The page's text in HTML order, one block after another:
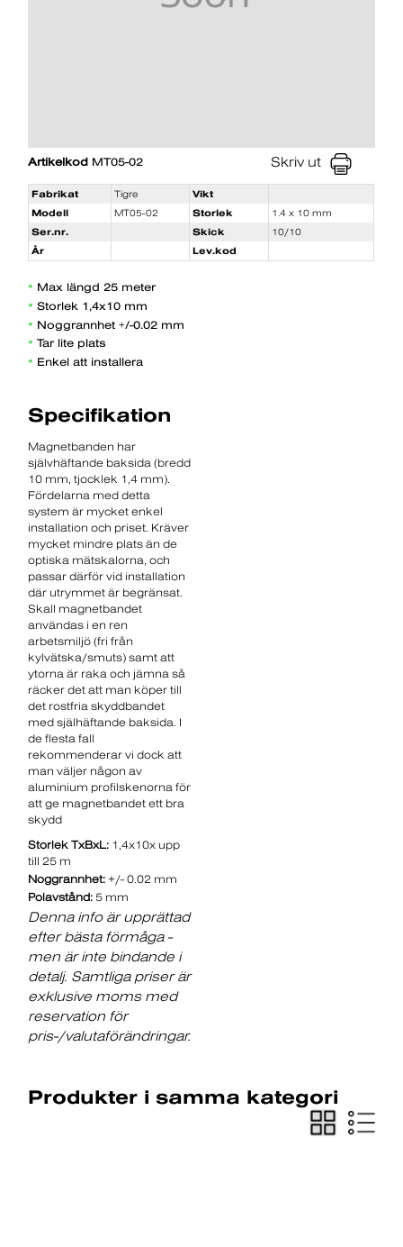
Artikelkod MT05-02 Skriv ut
Fabrikat Tigre
Vikt
Modell
MT05-02 Storlek
1.4 x 10 mm
Ser.nr.
Skick
10/10
År
Lev.kod
* Max längd 25 meter
*Storlek 1,4x10 mm
* Noggrannhet +/-0.02 mm
*Tar lite plats
* Enkel att installera
Specifikation
Magnetbanden har
självhäftande baksida (bredd
10 mm, tjocklek 1,4 mm).
Fördelarna med detta
system är mycket enkel
installation och priset. Kräver
mycket mindre plats än de
optiska mätskalorna, och
passar därför vid installation
där utrymmet är begränsat.
Skall magnetbandet
användas i en ren
arbetsmiljö (fri från
kylvätska/smuts) samt att
ytorna är raka och jämna så
räcker det att man köper till
det rostfria skyddbandet
med själhäftande baksida. I
de flesta fall
rekommenderar vi dock att
man väljer någon av
aluminium profilskenorna för
att ge magnetbandet ett bra
skydd
Storlek TxBxL: 1,4x10x upp
till 25 m
Noggrannhet: +/- 0.02 mm
Polavstånd: 5 mm
Denna info är upprättad
efter bästa förmåga -
men är inte bindande i
detalj. Samtliga priser är
exklusive moms med
reservation för
pris-/valutaförändringar.
Produkter i samma kategori